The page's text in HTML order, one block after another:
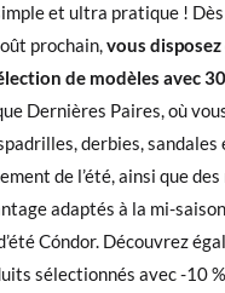
et ultra pratique !
prochain,vous disposez
de modèles avec
Dernières Paires, où
derbies,
de l’été, ainsi que
adaptés à la mi-
Cóndor. Découvrez
sélectionnés avec -10